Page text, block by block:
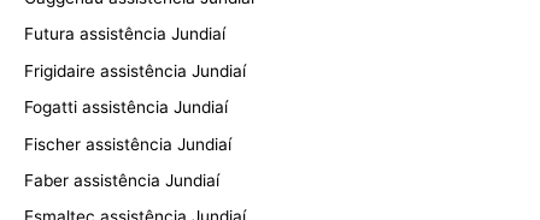
Futura assistência Jundiaí
Frigidaire assistência Jundiaí
Fogatti assistência Jundiaí
Fischer assistência Jundiaí
Faber assistência Jundiaí